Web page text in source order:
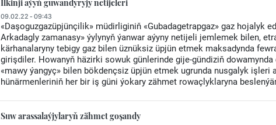
09.02.22 - 09:43
«Daşoguzgazüpjünçilik» müdirliginiň «Gubadagetrapgaz» gaz hojalyk
Arkadagly zamanasy» ýylynyň ýanwar aýyny netijeli jemlemek bilen,
kärhanalaryny tebigy gaz bilen üznüksiz üpjün etmek maksadynda
girişdiler. Howanyň häzirki sowuk günlerinde gije-gündiziň
«mawy ýangyç» bilen bökdençsiz üpjün etmek ugrunda nusgalyk işleri
hünärmenleriniň her bir iş güni ýokary zähmet rowaçlyklaryna
Suw arassalaýjylaryň zähmet goşandy